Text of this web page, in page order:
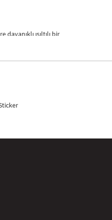
ışıltılı bir
tasarımlar, günlük